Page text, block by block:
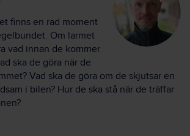
finns en rad moment
Om larmet
vad innan de kommer
ska de göra när de
Vad ska de göra om de skjutsar en
i bilen? Hur de ska stå när de träffar